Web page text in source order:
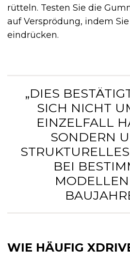
rütteln. Testen Sie die
auf Versprödung, indem
eindrücken.
„DIES
SICH NICHT
EINZELFALL
SONDERN
BEI
WIE HÄUFIG